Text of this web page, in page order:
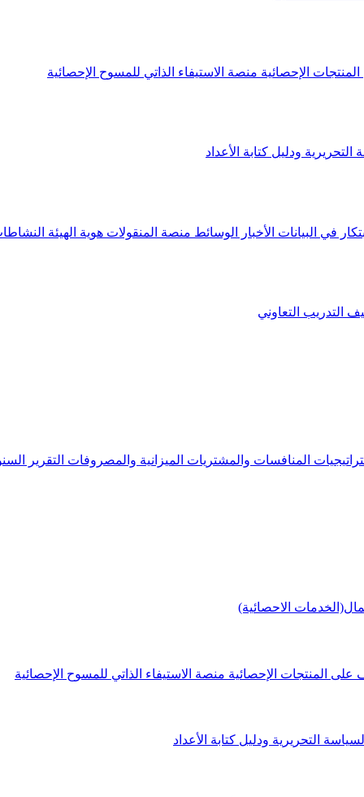
الإحصائية منصة الاستيفاء الذاتي للمسوح الإحصائية
التحريرية ودليل كتابة الأعداد
في البيانات الأخبار الوسائط منصة المنقولات هوية الهيئة
التدريب التعاوني
المنافسات والمشتريات الميزانية والمصروفات التقرير
الاحصائية)
على المنتجات الإحصائية منصة الاستيفاء الذاتي للمسوح الإحصائية
التحريرية ودليل كتابة الأعداد